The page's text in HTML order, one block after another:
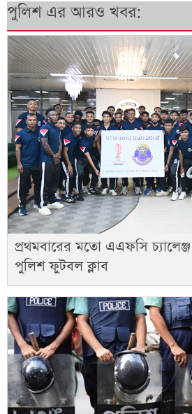
পুলিশ এর আরও খবর:
প্রথমবারের মতো এএফসি
পুলিশ ফুটবল ক্লাব